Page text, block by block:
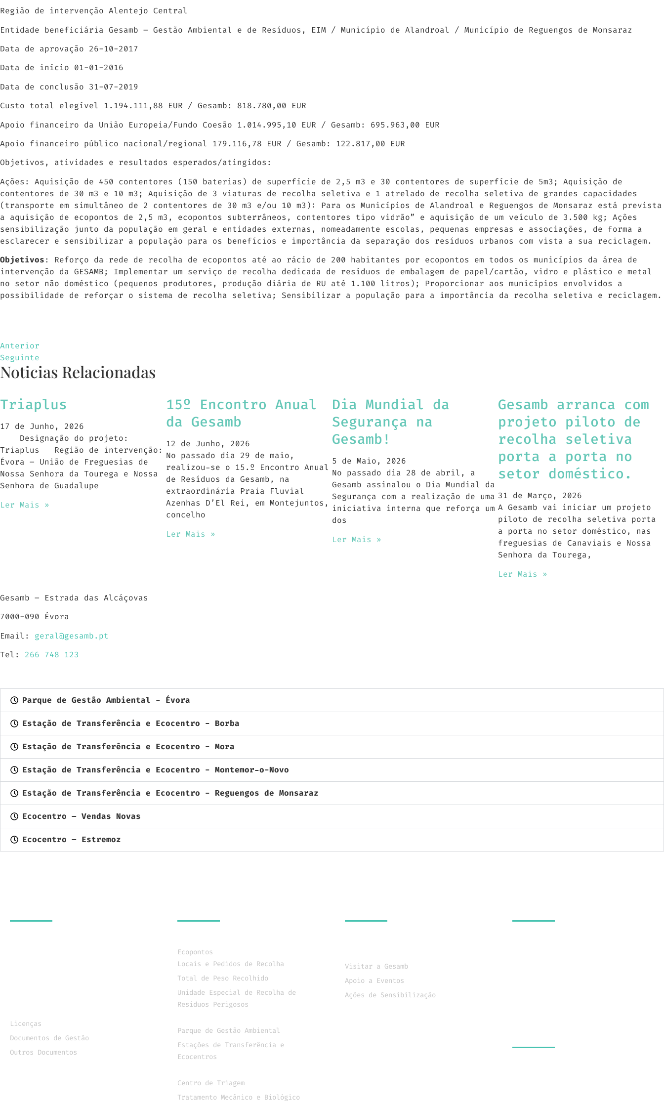
Região de intervenção Alentejo Central
Entidade beneficiária Gesamb – Gestão Ambiental e de Resíduos, EIM / Município de Alandroal / Município de Reguengos de Monsaraz
Data de aprovação 26-10-2017
Data de início 01-01-2016
Data de conclusão 31-07-2019
Custo total elegível 1.194.111,88 EUR / Gesamb: 818.780,00 EUR
Apoio financeiro da União Europeia/Fundo Coesão 1.014.995,10 EUR / Gesamb: 695.963,00 EUR
Apoio financeiro público nacional/regional 179.116,78 EUR / Gesamb: 122.817,00 EUR
Objetivos, atividades e resultados esperados/atingidos:
Ações: Aquisição de 450 contentores (150 baterias) de superfície de 2,5 m3 e 30 contentores de superfície de 5m3; Aquisição de
contentores de 30 m3 e 10 m3; Aquisição de 3 viaturas de recolha seletiva e 1 atrelado de recolha seletiva de grandes capacidades
(transporte em simultâneo de 2 contentores de 30 m3 e/ou 10 m3): Para os Municípios de Alandroal e Reguengos de Monsaraz está prevista
a aquisição de ecopontos de 2,5 m3, ecopontos subterrâneos, contentores tipo vidrão” e aquisição de um veículo de 3.500 kg; Ações
sensibilização junto da população em geral e entidades externas, nomeadamente escolas, pequenas empresas e associações, de forma a
esclarecer e sensibilizar a população para os benefícios e importância da separação dos resíduos urbanos com vista a sua reciclagem.
Objetivos: Reforço da rede de recolha de ecopontos até ao rácio de 200 habitantes por ecopontos em todos os municípios da área de
intervenção da GESAMB; Implementar um serviço de recolha dedicada de resíduos de embalagem de papel/cartão, vidro e plástico e metal
no setor não doméstico (pequenos produtores, produção diária de RU até 1.100 litros); Proporcionar aos municípios envolvidos a
possibilidade de reforçar o sistema de recolha seletiva; Sensibilizar a população para a importância da recolha seletiva e reciclagem.
Anterior
Seguinte
Noticias Relacionadas
Triaplus
17 de Junho, 2026
Designação do projeto:
Triaplus Região de intervenção:
Évora – União de Freguesias de
Nossa Senhora da Tourega e Nossa
Senhora de Guadalupe
Ler Mais »
15º Encontro Anual
da Gesamb
12 de Junho, 2026
No passado dia 29 de maio,
realizou-se o 15.º Encontro Anual
de Resíduos da Gesamb, na
extraordinária Praia Fluvial
Azenhas D’El Rei, em Montejuntos,
concelho
Ler Mais »
Dia Mundial da
Segurança na
Gesamb!
5 de Maio, 2026
No passado dia 28 de abril, a
Gesamb assinalou o Dia Mundial da
Segurança com a realização de uma
iniciativa interna que reforça um
dos
Ler Mais »
Gesamb arranca com
projeto piloto de
recolha seletiva
porta a porta no
setor doméstico.
31 de Março, 2026
A Gesamb vai iniciar um projeto
piloto de recolha seletiva porta
a porta no setor doméstico, nas
freguesias de Canaviais e Nossa
Senhora da Tourega,
Ler Mais »
Gesamb – Estrada das Alcáçovas
7000-090 Évora
Email: geral@gesamb.pt
Tel: 266 748 123
Parque de Gestão Ambiental - Évora
Estação de Transferência e Ecocentro - Borba
Estação de Transferência e Ecocentro - Mora
Estação de Transferência e Ecocentro - Montemor-o-Novo
Estação de Transferência e Ecocentro - Reguengos de Monsaraz
Ecocentro – Vendas Novas
Ecocentro – Estremoz
Licenças
Documentos de Gestão
Outros Documentos
Ecopontos
Locais e Pedidos de Recolha
Total de Peso Recolhido
Unidade Especial de Recolha de
Resíduos Perigosos
Parque de Gestão Ambiental
Estações de Transferência e
Ecocentros
Centro de Triagem
Tratamento Mecânico e Biológico
Visitar a Gesamb
Apoio a Eventos
Ações de Sensibilização